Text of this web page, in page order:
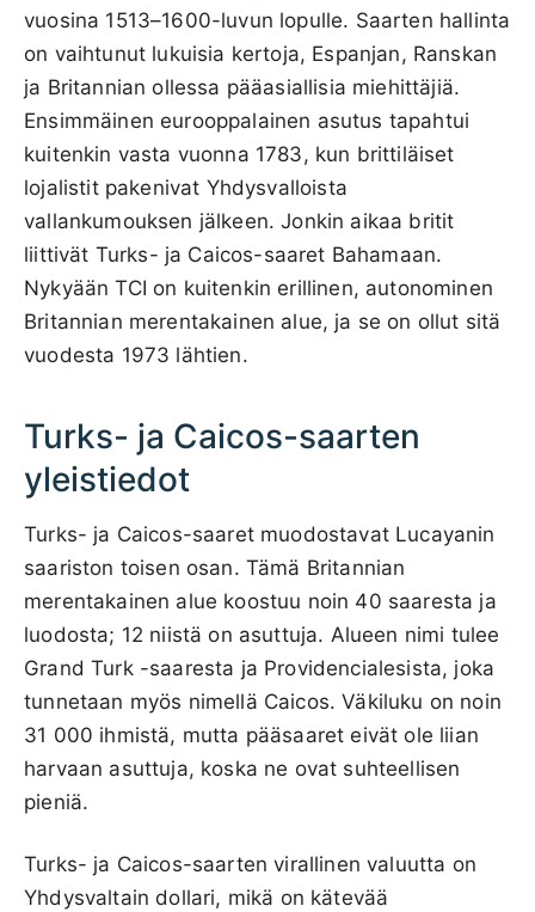
vuosina 1513–1600-luvun lopulle. Saarten hallinta
on vaihtunut lukuisia kertoja, Espanjan, Ranskan
ja Britannian ollessa pääasiallisia miehittäjiä.
Ensimmäinen eurooppalainen asutus tapahtui
kuitenkin vasta vuonna 1783, kun brittiläiset
lojalistit pakenivat Yhdysvalloista
vallankumouksen jälkeen. Jonkin aikaa britit
liittivät Turks- ja Caicos-saaret Bahamaan.
Nykyään TCI on kuitenkin erillinen, autonominen
Britannian merentakainen alue, ja se on ollut sitä
vuodesta 1973 lähtien.
Turks- ja Caicos-saarten
yleistiedot
Turks- ja Caicos-saaret muodostavat Lucayanin
saariston toisen osan. Tämä Britannian
merentakainen alue koostuu noin 40 saaresta ja
luodosta; 12 niistä on asuttuja. Alueen nimi tulee
Grand Turk -saaresta ja Providencialesista, joka
tunnetaan myös nimellä Caicos. Väkiluku on noin
31 000 ihmistä, mutta pääsaaret eivät ole liian
harvaan asuttuja, koska ne ovat suhteellisen
pieniä.
Turks- ja Caicos-saarten virallinen valuutta on
Yhdysvaltain dollari, mikä on kätevää